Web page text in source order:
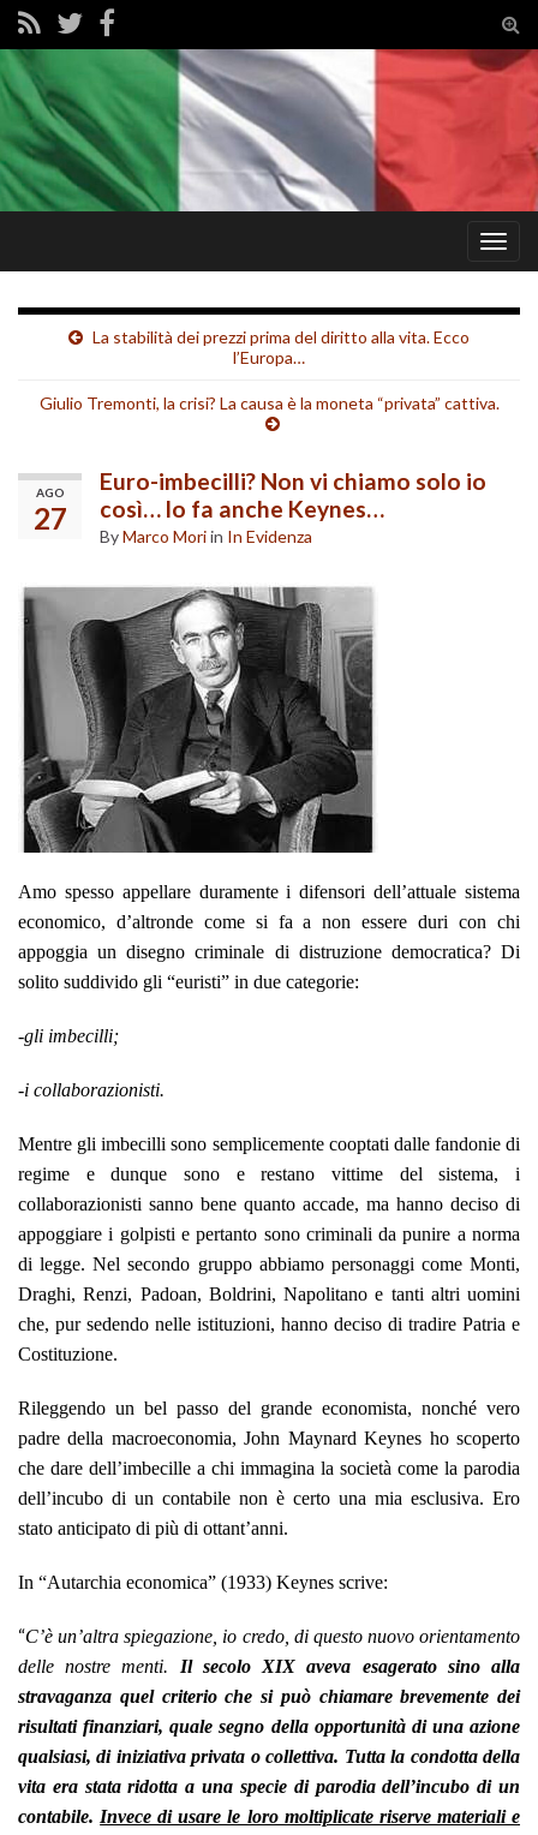
La stabilità dei prezzi prima del diritto alla vita. Ecco
l’Europa…
Giulio Tremonti, la crisi? La causa è la moneta “privata” cattiva.
AGO
27
Euro-imbecilli? Non vi chiamo solo io
così… lo fa anche Keynes…
ByMarco Moriin In Evidenza
Amo spesso appellare duramente i difensori dell’attuale sistema
economico, d’altronde come si fa a non essere duri con chi
appoggia un disegno criminale di distruzione democratica? Di
solito suddivido gli “euristi” in due categorie:
-gli imbecilli;
-i collaborazionisti.
Mentre gli imbecilli sono semplicemente cooptati dalle fandonie di
regime e dunque sono e restano vittime del sistema, i
collaborazionisti sanno bene quanto accade, ma hanno deciso di
appoggiare i golpisti e pertanto sono criminali da punire a norma
di legge. Nel secondo gruppo abbiamo personaggi come Monti,
Draghi, Renzi, Padoan, Boldrini, Napolitano e tanti altri uomini
che, pur sedendo nelle istituzioni, hanno deciso di tradire Patria e
Costituzione.
Rileggendo un bel passo del grande economista, nonché vero
padre della macroeconomia, John Maynard Keynes ho scoperto
che dare dell’imbecille a chi immagina la società come la parodia
dell’incubo di un contabile non è certo una mia esclusiva. Ero
stato anticipato di più di ottant’anni.
In “Autarchia economica” (1933) Keynes scrive:
“C’è un’altra spiegazione, io credo, di questo nuovo orientamento
delle nostre menti. Il secolo XIX aveva esagerato sino alla
stravaganza quel criterio che si può chiamare brevemente dei
risultati finanziari, quale segno della opportunità di una azione
qualsiasi, di iniziativa privata o collettiva. Tutta la condotta della
vita era stata ridotta a una specie di parodia dell’incubo di un
contabile. Invece di usare le loro moltiplicate riserve materiali e